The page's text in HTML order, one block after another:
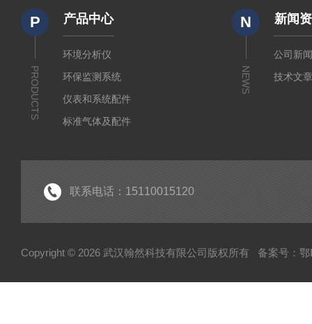
P
PRODUCTS
产品中心
环境分析仪
环保监测系统
仪表和系统配件
标准气体及配件
环保服务
N
NEWS
新闻
公司新
技术文
联系电话：15110015120
Copyright © 2026 武汉翰然科技有限公司版权所有 备案号：